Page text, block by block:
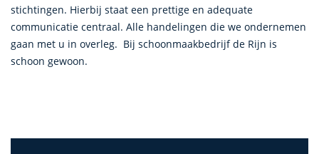
stichtingen. Hierbij staat een prettige en adequate
communicatie centraal. Alle handelingen die we ondernemen
gaan met u in overleg. Bij schoonmaakbedrijf de Rijn is
schoon gewoon.